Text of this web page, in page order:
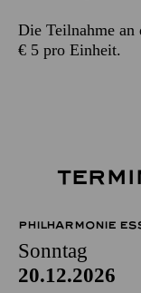
Die Teilnahme an
€ 5 pro Einheit.
PHILHARMONIE
Sonntag
20.12.2026